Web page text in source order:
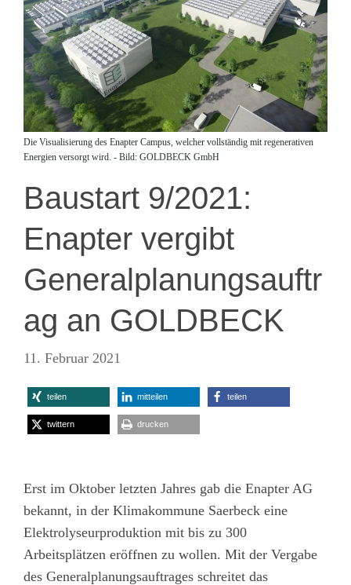
Die Visualisierung des Enapter Campus, welcher vollständig mit regenerativen
Energien versorgt wird. - Bild: GOLDBECK GmbH
Baustart 9/2021:
Enapter vergibt
Generalplanungsauftr
ag an GOLDBECK
11. Februar 2021
teilen mitteilen teilen
twittern drucken
Erst im Oktober letzten Jahres gab die Enapter AG
bekannt, in der Klimakommune Saerbeck eine
Elektrolyseurproduktion mit bis zu 300
Arbeitsplätzen eröffnen zu wollen. Mit der Vergabe
des Generalplanungsauftrages schreitet das